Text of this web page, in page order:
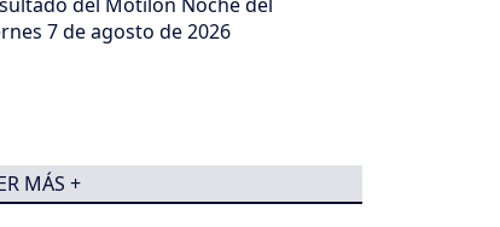
7 de agosto de 2026
MÁS +